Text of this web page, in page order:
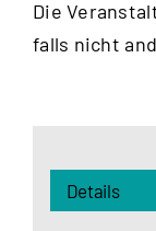
Die
falls nicht
Details